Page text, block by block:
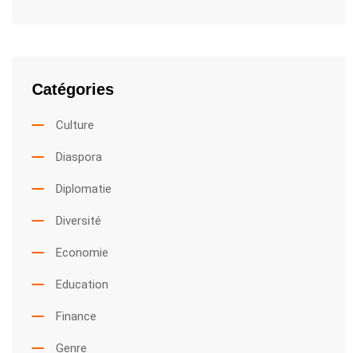
Catégories
Culture
Diaspora
Diplomatie
Diversité
Economie
Education
Finance
Genre